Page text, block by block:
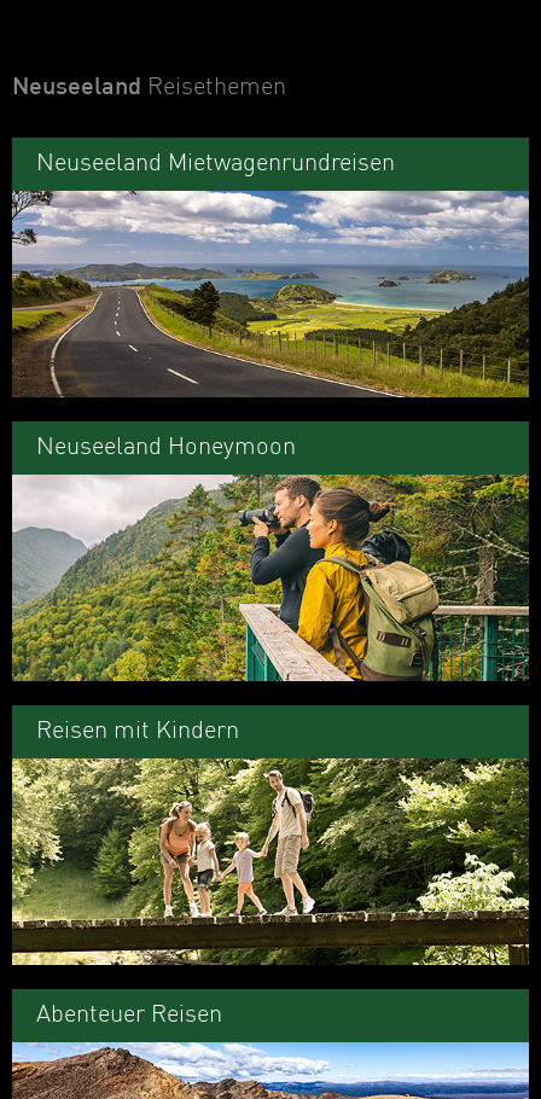
Neuseeland Reisethemen
Neuseeland Mietwagenrundreisen
Neuseeland Honeymoon
Reisen mit Kindern
Abenteuer Reisen